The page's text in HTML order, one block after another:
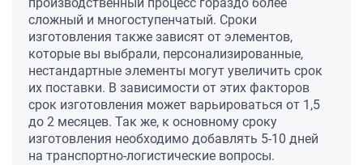
производственный процесс гораздо более
сложный и многоступенчатый. Сроки
изготовления также зависят от элементов,
которые вы выбрали, персонализированные,
нестандартные элементы могут увеличить срок
их поставки. В зависимости от этих факторов
срок изготовления может варьироваться от 1,5
до 2 месяцев. Так же, к основному сроку
изготовления необходимо добавлять 5-10 дней
на транспортно-логистические вопросы.